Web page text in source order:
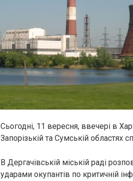
Сьогодні, 11 вересня, ввечері в
Запорізькій та Сумській областях
В Дергачівській міській раді
ударами окупантів по критичній